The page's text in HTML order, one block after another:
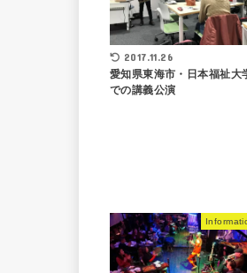
2017.11.26
愛知県東海市・日本福祉大
での講義公演